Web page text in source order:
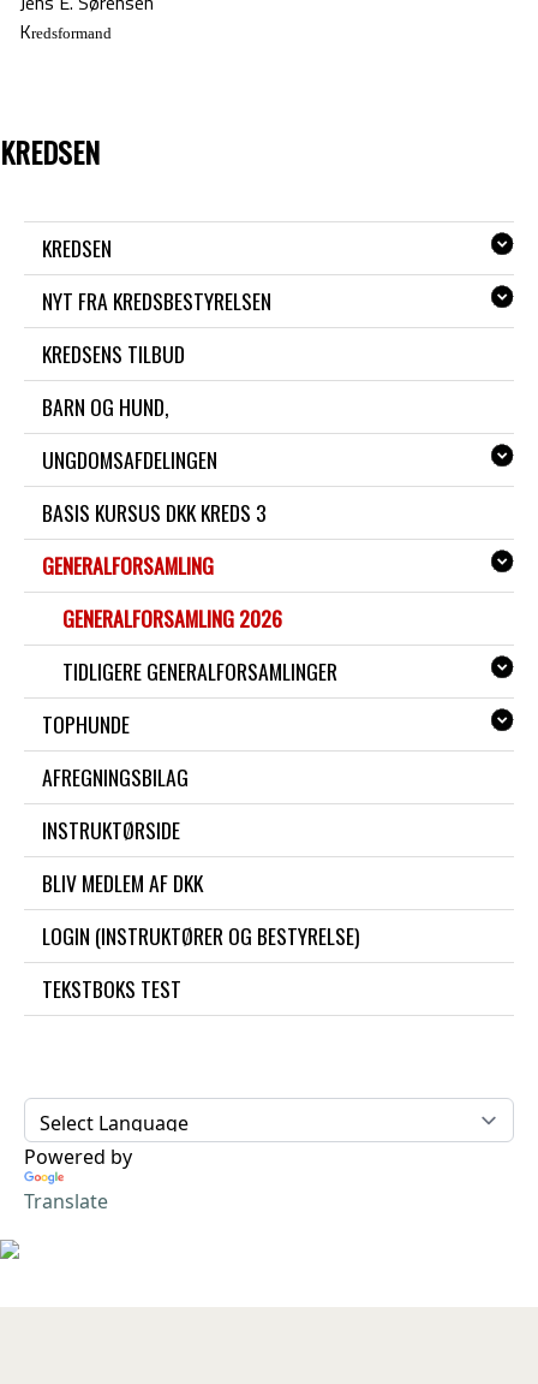
Kredsformand
KREDSEN
KREDSEN
NYT FRA KREDSBESTYRELSEN
KREDSENS TILBUD
BARN OG HUND,
UNGDOMSAFDELINGEN
BASIS KURSUS DKK KREDS 3
GENERALFORSAMLING
GENERALFORSAMLING 2026
TIDLIGERE GENERALFORSAMLINGER
TOPHUNDE
AFREGNINGSBILAG
INSTRUKTØRSIDE
BLIV MEDLEM AF DKK
LOGIN (INSTRUKTØRER OG BESTYRELSE)
TEKSTBOKS TEST
Powered by
Translate